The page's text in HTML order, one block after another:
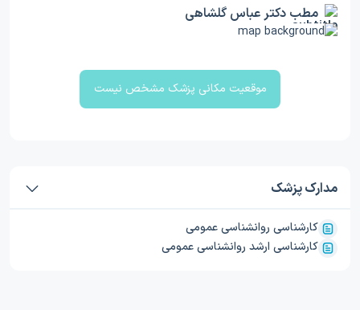
مطب دکتر عباس گلشاهی
موقعیت مکانی پزشک مشخص نیست
مدارک پزشک
کارشناسی روانشناسی عمومی
کارشناسی ارشد روانشناسی عمومی